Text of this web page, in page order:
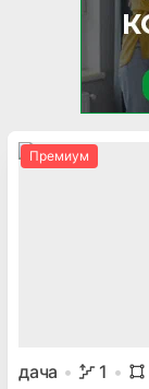
Премиум
дача 1